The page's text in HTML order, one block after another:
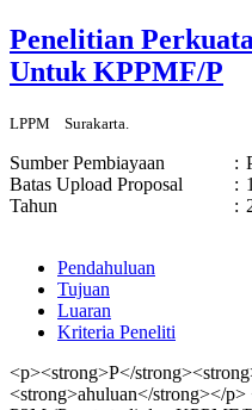
Penelitian
Untuk KPPMF/P
LPPM Surakarta.
Sumber Pembiayaan :
Batas Upload Proposal
:
Tahun
:
Pendahuluan
Tujuan
Luaran
Kriteria Peneliti
<p><strong>P</
<strong>ahuluan</strong></